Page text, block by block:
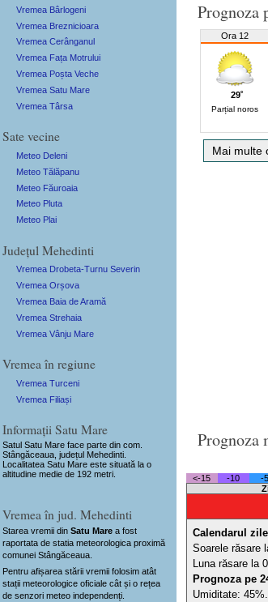
Prognoza
Ora 12
29˚
Parțial noros
Mai multe
Prognoza
<-15 -10 -5
Calendarul
Soarele răsare
Luna răsare la
Prognoza pe
Umiditate: 45%.
Vremea Bârlogeni
Vremea Breznicioara
Vremea Cerânganul
Vremea Fața Motrului
Vremea Poșta Veche
Vremea Satu Mare
Vremea Târsa
Sate vecine
Meteo Deleni
Meteo Tălăpanu
Meteo Făuroaia
Meteo Pluta
Meteo Plai
Județul Mehedinti
Vremea Drobeta-Turnu Severin
Vremea Orșova
Vremea Baia de Aramă
Vremea Strehaia
Vremea Vânju Mare
Vremea în regiune
Vremea Turceni
Vremea Filiași
Informații Satu Mare
Satul Satu Mare face parte din com.
Stângăceaua, județul Mehedinti.
Localitatea Satu Mare este situată la o
altitudine medie de 192 metri.
Vremea în jud. Mehedinti
Starea vremii dinSatu Mare a fost
raportata de statia meteorologica proximă
comunei Stângăceaua.
Pentru afișarea stării vremii folosim atât
stații meteorologice oficiale cât și o rețea
de senzori meteoindependenți